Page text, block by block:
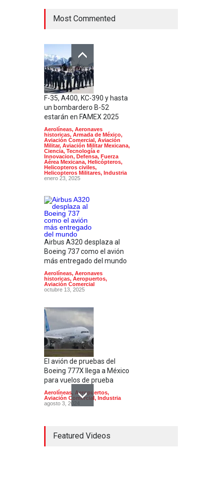
Most Commented
F-35, A400, KC-390 y hasta
un bombardero B-52
estarán en FAMEX 2025
Aerolíneas, Aeronaves
historicas, Armada de México,
Aviación Comercial, Aviación
Militar, Aviación Militar Mexicana,
Ciencia, Tecnología e
Innovacion, Defensa, Fuerza
Aérea Mexicana, Helicópteros,
Helicopteros civiles,
Helicopteros Militares, Industria
enero 23, 2025
Airbus A320 desplaza al
Boeing 737 como el avión
más entregado del mundo
Aerolíneas, Aeronaves
historicas, Aeropuertos,
Aviación Comercial
octubre 13, 2025
El avión de pruebas del
Boeing 777X llega a México
para vuelos de prueba
Aerolíneas, Aeropuertos,
Aviación Comercial , Industria
agosto 3, 2024
Featured Videos